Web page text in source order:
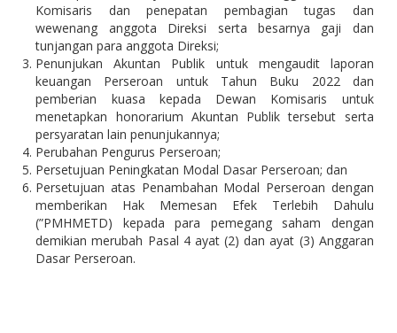
Komisaris dan penepatan pembagian tugas dan
wewenang anggota Direksi serta besarnya gaji dan
tunjangan para anggota Direksi;
Penunjukan Akuntan Publik untuk mengaudit laporan
keuangan Perseroan untuk Tahun Buku 2022 dan
pemberian kuasa kepada Dewan Komisaris untuk
menetapkan honorarium Akuntan Publik tersebut serta
persyaratan lain penunjukannya;
Perubahan Pengurus Perseroan;
Persetujuan Peningkatan Modal Dasar Perseroan; dan
Persetujuan atas Penambahan Modal Perseroan dengan
memberikan Hak Memesan Efek Terlebih Dahulu
(”PMHMETD) kepada para pemegang saham dengan
demikian merubah Pasal 4 ayat (2) dan ayat (3) Anggaran
Dasar Perseroan.